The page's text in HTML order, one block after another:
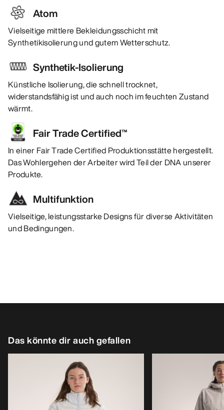
Atom
Vielseitige mittlere Bekleidungsschicht mit
Synthetikisolierung und gutem Wetterschutz.
Synthetik-Isolierung
Künstliche Isolierung, die schnell trocknet,
widerstandsfähig ist und auch noch im feuchten Zustand
wärmt.
Fair Trade Certified™
In einer Fair Trade Certified Produktionsstätte hergestellt.
Das Wohlergehen der Arbeiter wird Teil der DNA unserer
Produkte.
Multifunktion
Vielseitige, leistungsstarke Designs für diverse Aktivitäten
und Bedingungen.
Das könnte dir auch gefallen